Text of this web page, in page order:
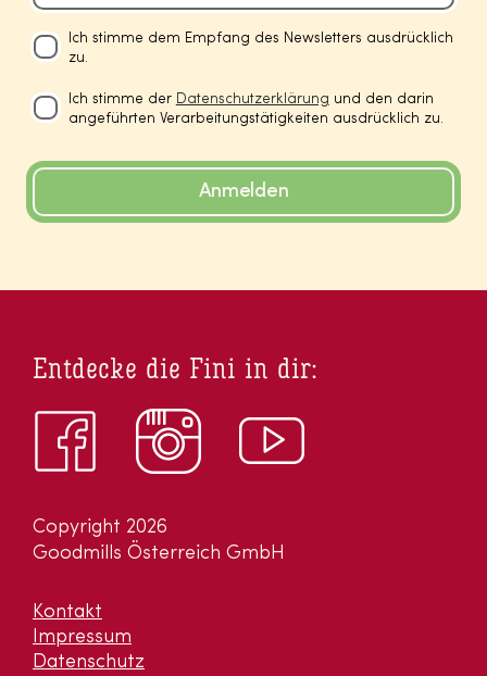
Ich stimme dem Empfang des Newsletters ausdrücklich
zu.
Ich stimme der Datenschutzerklärung und den darin
angeführten Verarbeitungstätigkeiten ausdrücklich zu.
Anmelden
Copyright 2026
Goodmills Österreich GmbH
Kontakt
Impressum
Datenschutz
Entdecke die Fini in dir: